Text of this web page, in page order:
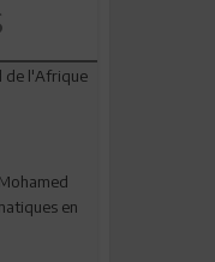
de l'Afrique
en